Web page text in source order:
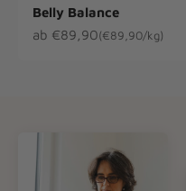
Belly Balance
Angebot
ab €89,90(€89,90/kg)